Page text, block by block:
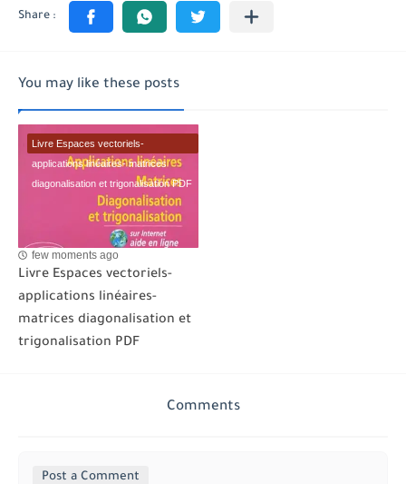
You may like these posts
Livre Espaces vectoriels-
applications linéaires- matrices
diagonalisation et trigonalisation PDF
few moments ago
Livre Espaces vectoriels-
applications linéaires-
matrices diagonalisation et
trigonalisation PDF
Comments
Post a Comment